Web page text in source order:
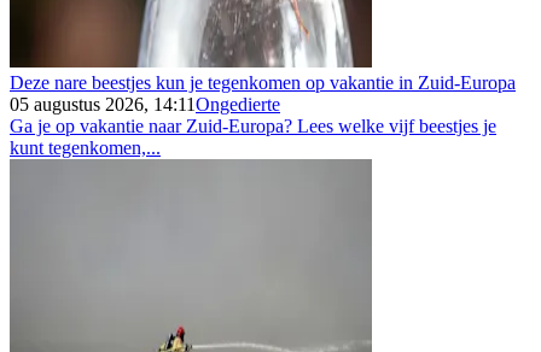
Deze nare beestjes kun je tegenkomen op vakantie in Zuid-Europa
05 augustus 2026, 14:11Ongedierte
Ga je op vakantie naar Zuid-Europa? Lees welke vijf beestjes je
kunt tegenkomen,...